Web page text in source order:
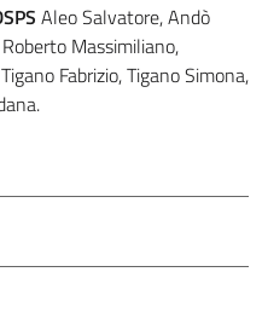
Aleo Salvatore, Andò
Massimiliano,
Fabrizio, Tigano Simona,